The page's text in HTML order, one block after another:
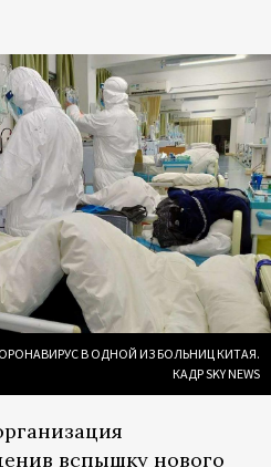
В ОДНОЙ ИЗ БОЛЬНИЦ КИТАЯ.
КАДР SKY NEWS
вспышку нового